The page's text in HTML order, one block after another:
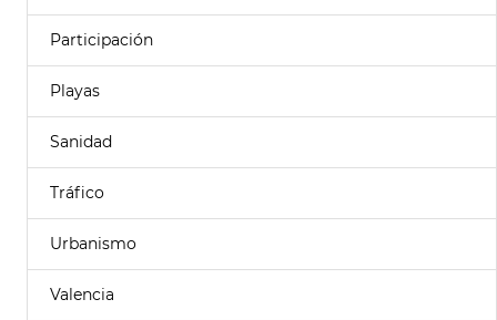
Participación
Playas
Sanidad
Tráfico
Urbanismo
Valencia